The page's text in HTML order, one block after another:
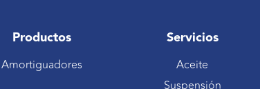
Productos
Amortiguadores
Servicios
Aceite
Suspensión